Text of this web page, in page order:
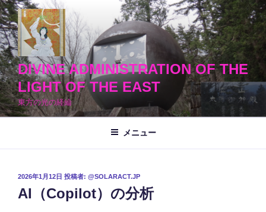
コ
ン
テ
ン
ツ
へ
ス
キ
ッ
DIVINE ADMINISTRATION OF THE
LIGHT OF THE EAST
東方の光の経綸
メニュー
投
稿
日:
2026年1月12日 投稿者: @SOLARACT.JP
AI（Copilot）の分析